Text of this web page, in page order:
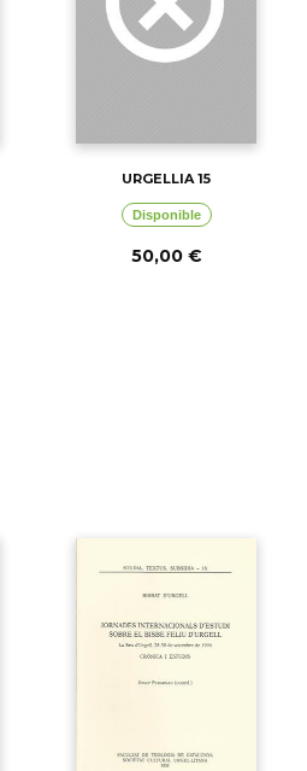
URGELLIA 15
Disponible
50,00 €